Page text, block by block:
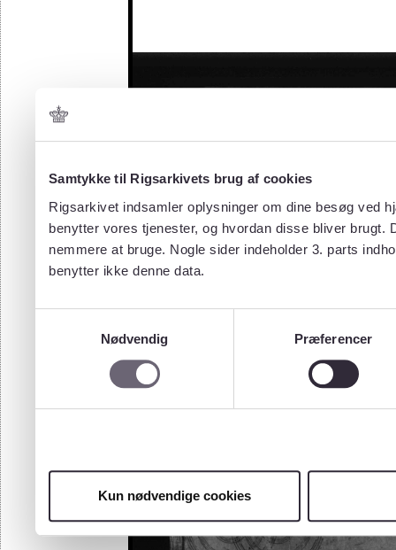
Samtykke til Rigsarkivets brug af cookies
Rigsarkivet indsamler oplysninger om dine besøg ved
benytter vores tjenester, og hvordan disse bliver
nemmere at bruge. Nogle sider indeholder 3. parts
benytter ikke denne data.
Nødvendig
Præferencer
Kun nødvendige cookies